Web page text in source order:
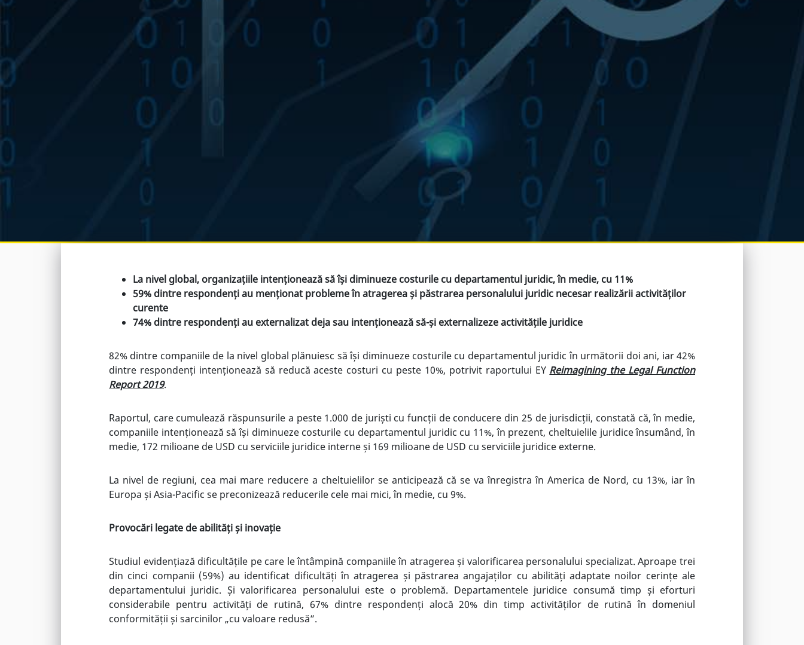
La nivel global, organizațiile intenționează să își diminueze costurile cu departamentul juridic, în medie, cu 11%
59% dintre respondenți au menționat probleme în atragerea și păstrarea personalului juridic necesar realizării activităților
curente
74% dintre respondenți au externalizat deja sau intenționează să-și externalizezeactivitățile juridice
82% dintre companiile de la nivel global plănuiesc să își diminueze costurile cu departamentul juridic în următorii doi ani, iar 42%
dintre respondenți intenționează să reducă aceste costuri cu peste 10%, potrivit raportului EY Reimagining the Legal Function
Report 2019.
Raportul, care cumulează răspunsurile a peste 1.000 de juriști cu funcții de conducere din 25 de jurisdicții, constată că, în medie,
companiile intenționează să își diminueze costurile cu departamentul juridic cu 11%, în prezent, cheltuielile juridice însumând, în
medie, 172 milioane de USD cu serviciile juridice interne și 169 milioane de USD cu serviciile juridice externe.
La nivel de regiuni, cea mai mare reducere a cheltuielilor se anticipează că se va înregistra în America de Nord, cu 13%, iar în
Europa și Asia-Pacific se preconizează reducerile cele mai mici, în medie, cu 9%.
Provocări legate de abilități și inovație
Studiul evidențiază dificultățile pe care le întâmpină companiile în atragerea și valorificarea personalului specializat. Aproape trei
din cinci companii (59%) au identificat dificultăți în atragerea și păstrarea angajaților cu abilități adaptate noilor cerințe ale
departamentului juridic. Și valorificarea personalului este o problemă. Departamentele juridice consumă timp și eforturi
considerabile pentru activități de rutină, 67% dintre respondenți alocă 20% din timp activităților de rutină în domeniul
conformității și sarcinilor „cu valoare redusă”.